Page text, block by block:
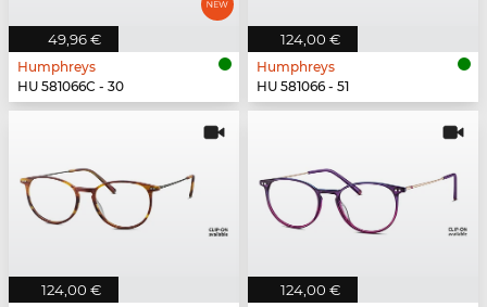
49,96 €
Humphreys
HU 581066C - 30
124,00 €
Humphreys
HU 581066 - 51
124,00 € 124,00 €